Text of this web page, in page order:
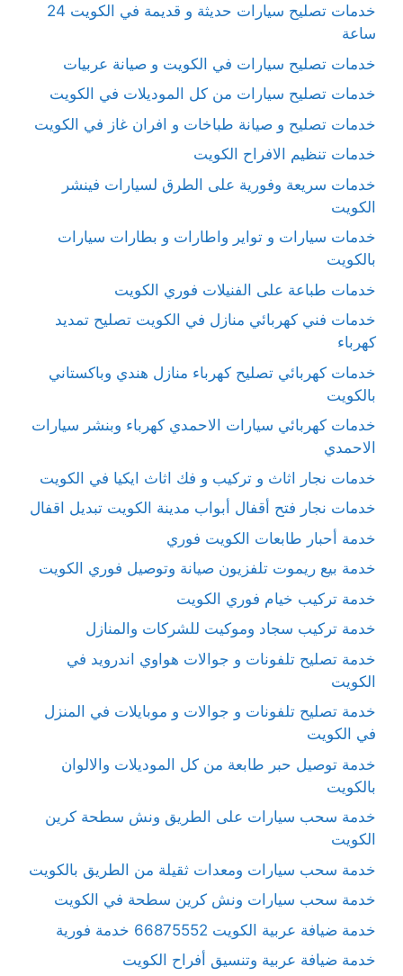
خدمات تصليح سيارات حديثة و قديمة في الكويت 24
ساعة
خدمات تصليح سيارات في الكويت و صيانة عربيات
خدمات تصليح سيارات من كل الموديلات في الكويت
خدمات تصليح و صيانة طباخات و افران غاز في الكويت
خدمات تنظيم الافراح الكويت
خدمات سريعة وفورية على الطرق لسيارات فينشر
الكويت
خدمات سيارات و تواير واطارات و بطارات سيارات
بالكويت
خدمات طباعة على الفنيلات فوري الكويت
خدمات فني كهربائي منازل في الكويت تصليح تمديد
كهرباء
خدمات كهربائي تصليح كهرباء منازل هندي وباكستاني
بالكويت
خدمات كهربائي سيارات الاحمدي كهرباء وبنشر سيارات
الاحمدي
خدمات نجار اثاث و تركيب و فك اثاث ايكيا في الكويت
خدمات نجار فتح أقفال أبواب مدينة الكويت تبديل اقفال
خدمة أحبار طابعات الكويت فوري
خدمة بيع ريموت تلفزيون صيانة وتوصيل فوري الكويت
خدمة تركيب خيام فوري الكويت
خدمة تركيب سجاد وموكيت للشركات والمنازل
خدمة تصليح تلفونات و جوالات هواوي اندرويد في
الكويت
خدمة تصليح تلفونات و جوالات و موبايلات في المنزل
في الكويت
خدمة توصيل حبر طابعة من كل الموديلات والالوان
بالكويت
خدمة سحب سيارات على الطريق ونش سطحة كرين
الكويت
خدمة سحب سيارات ومعدات ثقيلة من الطريق بالكويت
خدمة سحب سيارات ونش كرين سطحة في الكويت
خدمة ضيافة عربية الكويت 66875552 خدمة فورية
خدمة ضيافة عربية وتنسيق أفراح الكويت